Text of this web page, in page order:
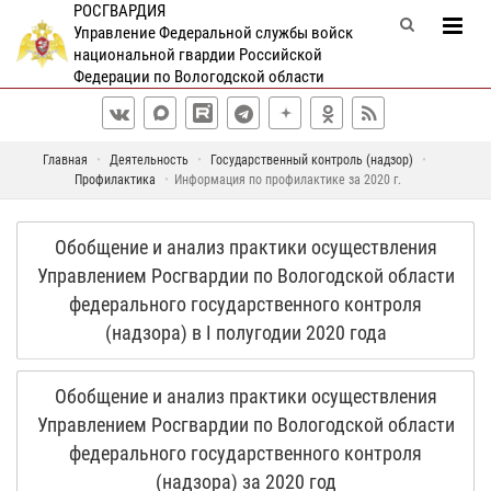
РОСГВАРДИЯ
Управление Федеральной службы войск
национальной гвардии Российской
Федерации по Вологодской области
Главная Деятельность
Государственный контроль (надзор)
Профилактика
Информация по профилактике за 2020 г.
Обобщение и анализ практики осуществления
Управлением Росгвардии по Вологодской области
федерального государственного контроля
(надзора) в I полугодии 2020 года
Обобщение и анализ практики осуществления
Управлением Росгвардии по Вологодской области
федерального государственного контроля
(надзора) за 2020 год